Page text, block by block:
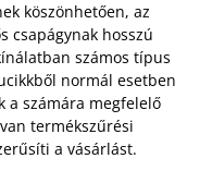
köszönhetően, az
csapágynak hosszú
számos típus
normál esetben
a számára megfelelő
termékszűrési
a vásárlást.